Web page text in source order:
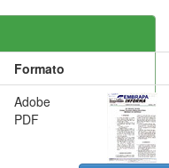
Formato
Adobe
PDF